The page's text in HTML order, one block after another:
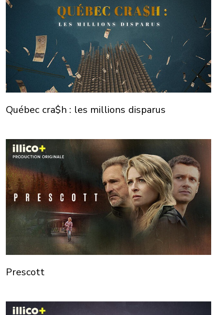
Québec cra$h : les millions disparus
Prescott